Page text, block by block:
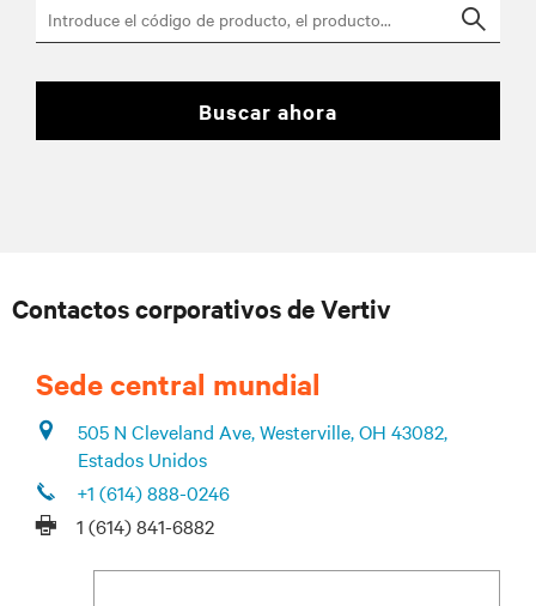
buscar ahora
Contactos corporativos de Vertiv
Sede central mundial
505 N Cleveland Ave, Westerville, OH 43082,
Estados Unidos
+1 (614) 888-0246
1 (614) 841-6882